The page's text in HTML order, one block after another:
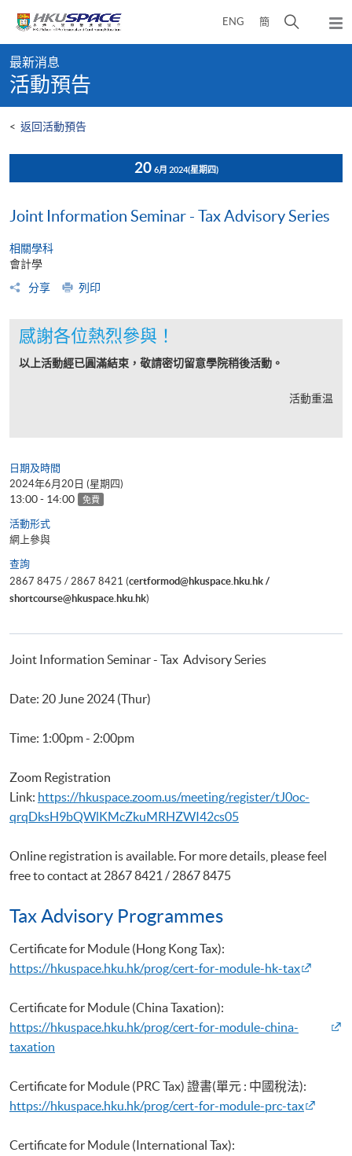
content
ENG 簡
開
彈
出
content
start
最新消息
活動預告
< 返回活動預告
20 6月 2024(星期四)
Joint Information Seminar - Tax Advisory Series
相關學科
會計學
分享
列印
感謝各位熱烈參與！
以上活動經已圓滿結束，敬請密切留意學院稍後活動。
活動重温
日期及時間
2024年6月20日 (星期四)
13:00 - 14:00 免費
活動形式
網上參與
查詢
2867 8475 / 2867 8421 (certformod@hkuspace.hku.hk /
shortcourse@hkuspace.hku.hk)
Joint Information Seminar - Tax Advisory Series
Date: 20 June 2024 (Thur)
Time: 1:00pm - 2:00pm
Zoom Registration
Link: https://hkuspace.zoom.us/meeting/register/tJ0oc-
qrqDksH9bQWlKMcZkuMRHZWI42cs05
Online registration is available. For more details, please feel
free to contact at 2867 8421 / 2867 8475
Tax Advisory Programmes
Certificate for Module (Hong Kong Tax):
https://hkuspace.hku.hk/prog/cert-for-module-hk-tax
Certificate for Module (China Taxation):
https://hkuspace.hku.hk/prog/cert-for-module-china-
taxation
Certificate for Module (PRC Tax) 證書(單元 : 中國稅法):
https://hkuspace.hku.hk/prog/cert-for-module-prc-tax
Certificate for Module (International Tax):